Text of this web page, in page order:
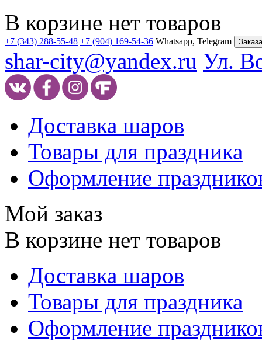
В корзине нет товаров
+7 (343) 288-55-48 +7 (904) 169-54-36 Whatsapp, Telegram
shar-city@yandex.ru Ул.
Доставка шаров
Товары для праздника
Оформление
Мой заказ
В корзине нет товаров
Доставка шаров
Товары для праздника
Оформление